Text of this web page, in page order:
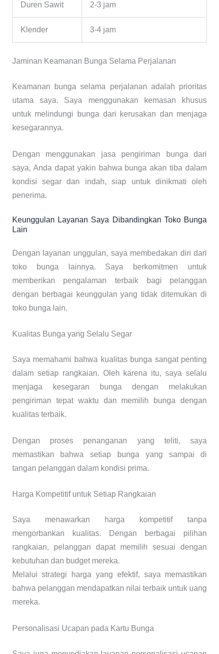
Duren Sawit 2-3 jam
Klender 3-4 jam
Jaminan Keamanan Bunga Selama Perjalanan
Keamanan bunga selama perjalanan adalah prioritas
utama saya. Saya menggunakan kemasan khusus
untuk melindungi bunga dari kerusakan dan menjaga
kesegarannya.
Dengan menggunakan jasa pengiriman bunga dari
saya, Anda dapat yakin bahwa bunga akan tiba dalam
kondisi segar dan indah, siap untuk dinikmati oleh
penerima.
Keunggulan Layanan Saya Dibandingkan Toko Bunga
Lain
Dengan layanan unggulan, saya membedakan diri dari
toko bunga lainnya. Saya berkomitmen untuk
memberikan pengalaman terbaik bagi pelanggan
dengan berbagai keunggulan yang tidak ditemukan di
toko bunga lain.
Kualitas Bunga yang Selalu Segar
Saya memahami bahwa kualitas bunga sangat penting
dalam setiap rangkaian. Oleh karena itu, saya selalu
menjaga kesegaran bunga dengan melakukan
pengiriman tepat waktu dan memilih bunga dengan
kualitas terbaik.
Dengan proses penanganan yang teliti, saya
memastikan bahwa setiap bunga yang sampai di
tangan pelanggan dalam kondisi prima.
Harga Kompetitif untuk Setiap Rangkaian
Saya menawarkan harga kompetitif tanpa
mengorbankan kualitas. Dengan berbagai pilihan
rangkaian, pelanggan dapat memilih sesuai dengan
kebutuhan dan budget mereka.
Melalui strategi harga yang efektif, saya memastikan
bahwa pelanggan mendapatkan nilai terbaik untuk uang
mereka.
Personalisasi Ucapan pada Kartu Bunga